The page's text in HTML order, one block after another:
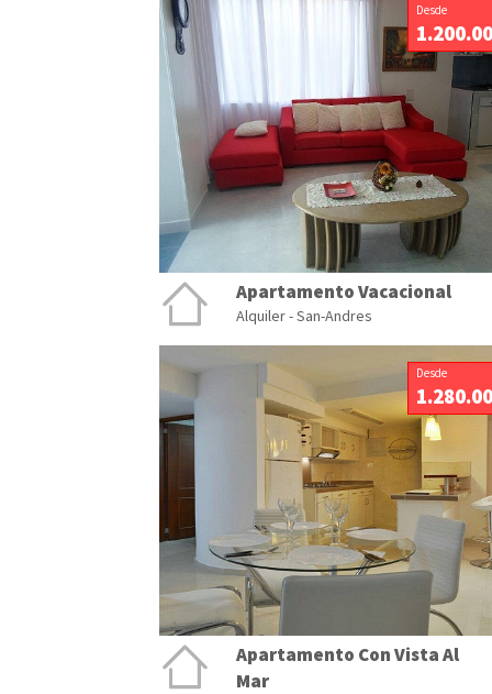
Desde
Apartamento Vacacional
Alquiler - San-Andres
Desde
Apartamento Con Vista Al
Mar